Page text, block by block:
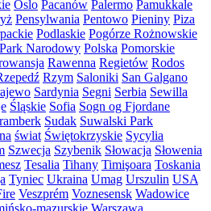
Oslo Pacanów Palermo Pamukkale
Pensylwania Pentowo Pieniny Piza
Podlaskie Pogórze Rożnowskie
Narodowy Polska Pomorskie
Rawenna Regietów Rodos
Rzym Saloniki San Galgano
Sardynia Segni Serbia Sewilla
Śląskie Sofia Sogn og Fjordane
Sudak Suwalski Park
świat Świętokrzyskie Sycylia
Szwecja Szybenik Słowacja Słowenia
Tesalia Tihany Timişoara Toskania
Tyniec Ukraina Umag Urszulin USA
Veszprém Voznesensk Wadowice
mazurskie Warszawa